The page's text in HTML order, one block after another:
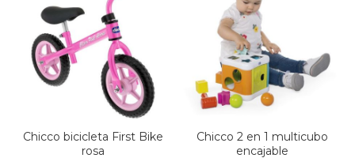
Chicco bicicleta First Bike
rosa
Chicco 2 en 1 multicubo
encajable